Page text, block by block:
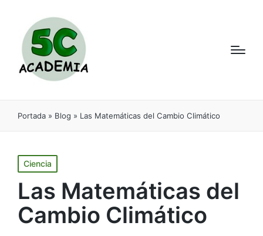
Portada » Blog » Las Matemáticas del Cambio Climático
Ciencia
Las Matemáticas del
Cambio Climático